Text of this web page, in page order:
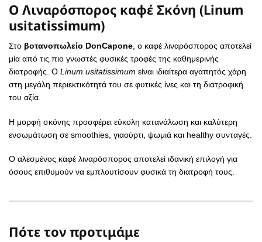
Ο Λιναρόσπορος καφέ Σκόνη (Linum
usitatissimum)
Στο βοτανοπωλείο DonCapone , ο καφέ λιναρόσπορος αποτελεί
μία από τις πιο γνωστές φυσικές τροφές της καθημερινής
διατροφής. Ο Linum usitatissimum είναι ιδιαίτερα αγαπητός χάρη
στη μεγάλη περιεκτικότητά του σε φυτικές ίνες και τη διατροφική
του αξία.
Η μορφή σκόνης προσφέρει εύκολη κατανάλωση και καλύτερη
ενσωμάτωση σε smoothies, γιαούρτι, ψωμιά και healthy συνταγές.
Ο αλεσμένος καφέ λιναρόσπορος αποτελεί ιδανική επιλογή για
όσους επιθυμούν να εμπλουτίσουν φυσικά τη διατροφή τους.
Πότε τον προτιμάμε